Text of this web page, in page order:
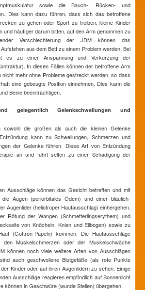
sowie die Bauch-, Rücken- und
Dies kann dazu führen, dass sich das betroffene
zu gehen oder Sport zu treiben; kleine Kinder
und häufiger darum bitten, auf den Arm genommen zu
Verschlechterung der JDM können das
aus dem Bett zu einem Problem werden. Bei
es zu einer Anspannung und Verkürzung der
In diesen Fällen können der betroffene Arm
nicht mehr ohne Probleme gestreckt werden, so dass
eine gebeugte Position einnehmen. Dies kann die
Beine beeinträchtigen.
gelegentlich Gelenkschwellungen und
sowohl die großen als auch die kleinen Gelenke
kann zu Schwellungen, Schmerzen und
der Gelenke führen. Diese Art von Entzündung
an und führt selten zu einer Schädigung der
Ausschläge können das Gesicht betreffen und mit
Augen (periorbitales Ödem) und einer bläulich-
Augenlider (heliotroper Hautausschlag) einhergehen.
Rötung der Wangen (Schmetterlingserythem) und
von Knöcheln, Knien und Ellbogen) sowie zu
(Gottron-Papeln) kommen. Die Hautausschläge
Muskelschmerzen oder der Muskelschwäche
können noch viele weitere Arten von Ausschlägen
auch geschwollene Blutgefäße (als rote Punkte
Kinder oder auf ihren Augenlidern zu sehen. Einige
Ausschläge reagieren empfindlich auf Sonnenlicht
können in Geschwüre (wunde Stellen) übergehen.